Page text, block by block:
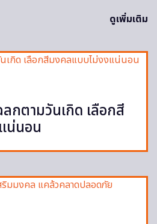
ดูเพิ่มเติม
กตามวันเกิด เลือกสี
น่นอน